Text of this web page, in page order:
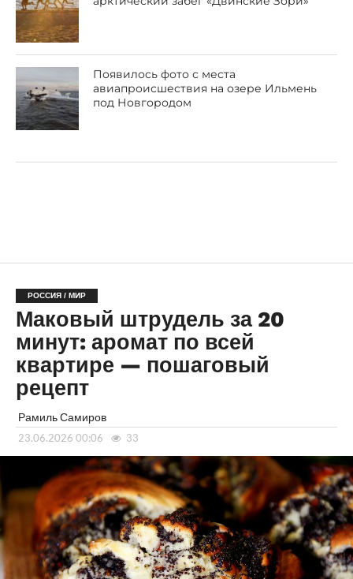
Появилось фото с места
авиапроисшествия на озере Ильмень
под Новгородом
РОССИЯ / МИР
Маковый штрудель за 20
минут: аромат по всей
квартире — пошаговый
рецепт
Рамиль Самиров
23.06.2026 00:06 33